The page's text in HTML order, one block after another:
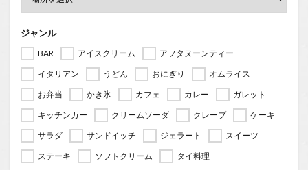
ジャンル
BAR アイスクリーム
アフタヌーンティー
イタリアン
うどん おにぎり
オムライス
お弁当
かき氷 カフェ カレー
ガレット
キッチンカー
クリームソーダ クレープ
ケーキ
サラダ
サンドイッチ ジェラート
スイーツ
ステーキ
ソフトクリーム
タイ料理